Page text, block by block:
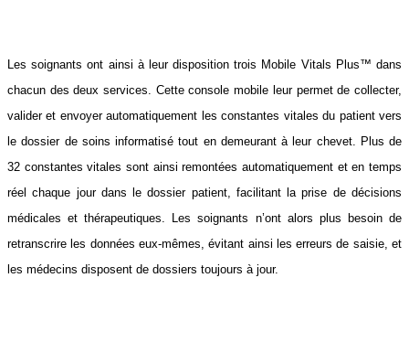
Les soignants ont ainsi à leur disposition trois Mobile Vitals Plus™ dans
chacun des deux services. Cette console mobile leur permet de collecter,
valider et envoyer automatiquement les constantes vitales du patient vers
le dossier de soins informatisé tout en demeurant à leur chevet. Plus de
32 constantes vitales sont ainsi remontées automatiquement et en temps
réel chaque jour dans le dossier patient, facilitant la prise de décisions
médicales et thérapeutiques. Les soignants n’ont alors plus besoin de
retranscrire les données eux-mêmes, évitant ainsi les erreurs de saisie, et
les médecins disposent de dossiers toujours à jour.